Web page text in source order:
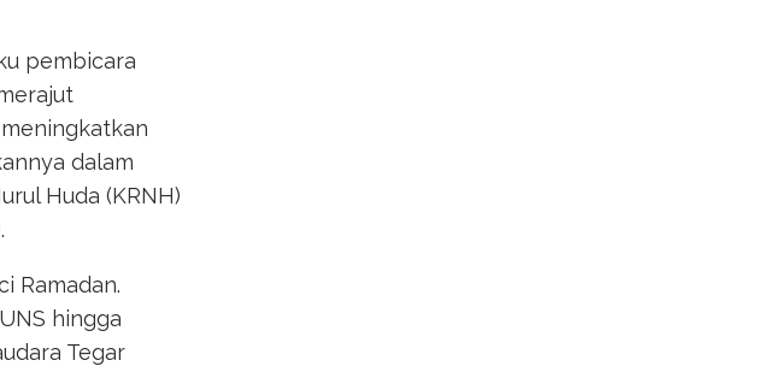
pembicara
dalam
Huda (KRNH)
Ramadan.
hingga
Tegar